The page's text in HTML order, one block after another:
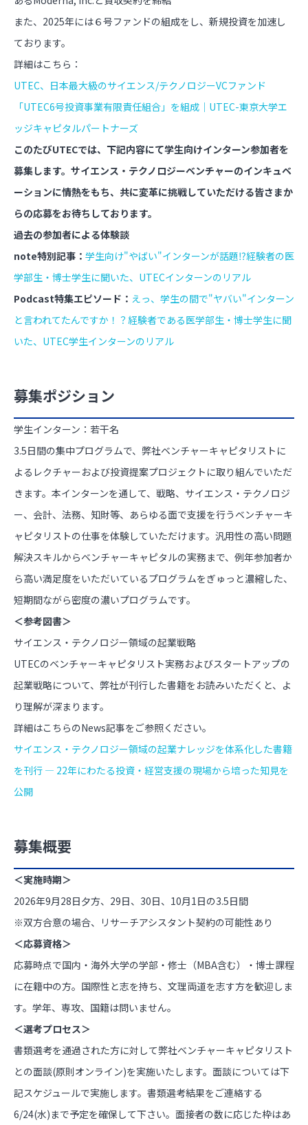
また、2025年には６号ファンドの組成をし、新規投資を加速し
ております。
詳細はこちら：
UTEC、日本最大級のサイエンス/テクノロジーVCファンド
「UTEC6号投資事業有限責任組合」を組成｜UTEC-東京大学エ
ッジキャピタルパートナーズ
このたびUTECでは、下記内容にて学生向けインターン参加者を
募集します。サイエンス・テクノロジーベンチャーのインキュベ
ーションに情熱をもち、共に変革に挑戦していただける皆さまか
らの応募をお待ちしております。
過去の参加者による体験談
note特別記事： 学生向け"やばい"インターンが話題⁉経験者の医
学部生・博士学生に聞いた、UTECインターンのリアル
Podcast特集エピソード： えっ、学生の間で"ヤバい"インターン
と言われてたんですか！？経験者である医学部生・博士学生に聞
いた、UTEC学生インターンのリアル
募集ポジション
学生インターン：若干名
3.5日間の集中プログラムで、弊社ベンチャーキャピタリストに
よるレクチャーおよび投資提案プロジェクトに取り組んでいただ
きます。本インターンを通して、戦略、サイエンス・テクノロジ
ー、会計、法務、知財等、あらゆる面で支援を行うベンチャーキ
ャピタリストの仕事を体験していただけます。汎用性の高い問題
解決スキルからベンチャーキャピタルの実務まで、例年参加者か
ら高い満足度をいただいているプログラムをぎゅっと濃縮した、
短期間ながら密度の濃いプログラムです。
＜参考図書＞
サイエンス・テクノロジー領域の起業戦略
UTECのベンチャーキャピタリスト実務およびスタートアップの
起業戦略について、弊社が刊行した書籍をお読みいただくと、よ
り理解が深まります。
詳細はこちらのNews記事をご参照ください。
サイエンス・テクノロジー領域の起業ナレッジを体系化した書籍
を刊行 ― 22年にわたる投資・経営支援の現場から培った知見を
公開
募集概要
＜実施時期＞
2026年9月28日夕方、29日、30日、10月1日の3.5日間
※双方合意の場合、リサーチアシスタント契約の可能性あり
＜応募資格＞
応募時点で国内・海外大学の学部・修士（MBA含む）・博士課程
に在籍中の方。国際性と志を持ち、文理両道を志す方を歓迎しま
す。学年、専攻、国籍は問いません。
＜選考プロセス＞
書類選考を通過された方に対して弊社ベンチャーキャピタリスト
との面談(原則オンライン)を実施いたします。面談については下
記スケジュールで実施します。書類選考結果をご連絡する
6/24(水)まで予定を確保して下さい。面接者の数に応じた枠はあ